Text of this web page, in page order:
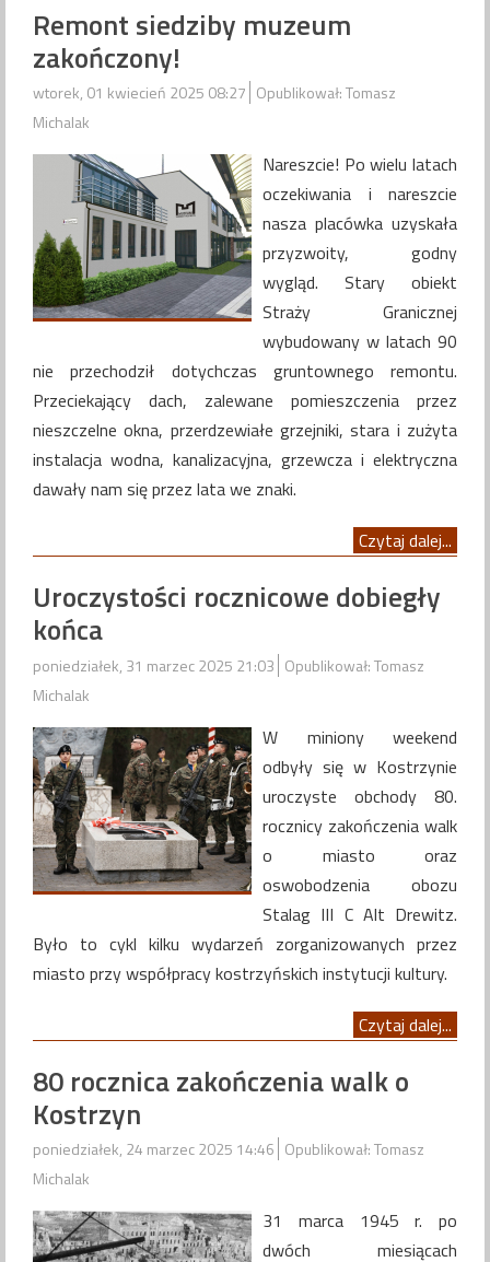
Remont siedziby muzeum
zakończony!
wtorek, 01 kwiecień 2025 08:27 Opublikował: Tomasz
Michalak
Nareszcie! Po wielu latach
oczekiwania i nareszcie
nasza placówka uzyskała
przyzwoity, godny
wygląd. Stary obiekt
Straży Granicznej
wybudowany w latach 90
nie przechodził dotychczas gruntownego remontu.
Przeciekający dach, zalewane pomieszczenia przez
nieszczelne okna, przerdzewiałe grzejniki, stara i zużyta
instalacja wodna, kanalizacyjna, grzewcza i elektryczna
dawały nam się przez lata we znaki.
Czytaj dalej...
Uroczystości rocznicowe dobiegły
końca
poniedziałek, 31 marzec 2025 21:03 Opublikował: Tomasz
Michalak
W miniony weekend
odbyły się w Kostrzynie
uroczyste obchody 80.
rocznicy zakończenia walk
o miasto oraz
oswobodzenia obozu
Stalag III C Alt Drewitz.
Było to cykl kilku wydarzeń zorganizowanych przez
miasto przy współpracy kostrzyńskich instytucji kultury.
Czytaj dalej...
80 rocznica zakończenia walk o
Kostrzyn
poniedziałek, 24 marzec 2025 14:46 Opublikował: Tomasz
Michalak
31 marca 1945 r. po
dwóch miesiącach